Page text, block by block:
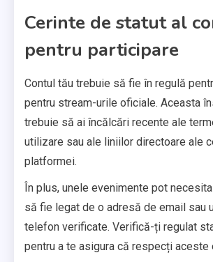
Cerinte de statut al
pentru participare
Contul tău trebuie să fie în regulă
pentru stream-urile oficiale. Aceasta
trebuie să ai încălcări recente ale
utilizare sau ale liniilor directoare ale
platformei.
În plus, unele evenimente pot
să fie legat de o adresă de email sau
telefon verificate. Verifică-ți regulat
pentru a te asigura că respecți aceste